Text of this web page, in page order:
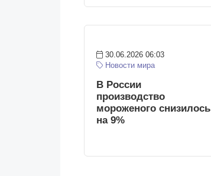
30.06.2026 06:03
Новости мира
В России
производство
мороженого снизилось
на 9%